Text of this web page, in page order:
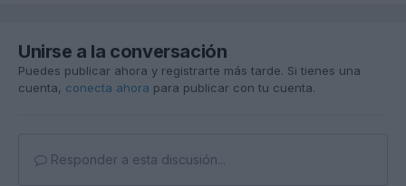
Unirse a la conversación
Puedes publicar ahora y registrarte más tarde. Si tienes una
cuenta, conecta ahora para publicar con tu cuenta.
Responder a esta discusión...